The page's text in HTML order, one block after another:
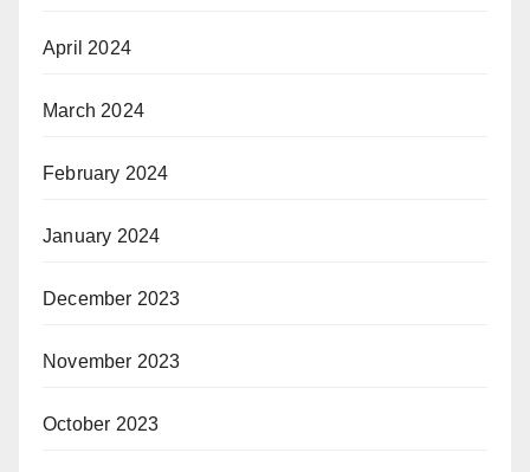
April 2024
March 2024
February 2024
January 2024
December 2023
November 2023
October 2023